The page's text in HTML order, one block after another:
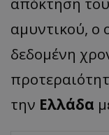
αμυντικού, ο
δεδομένη
την Ελλάδα